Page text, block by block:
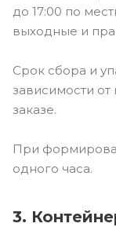
до 17:00 по
выходные и
Срок сбора и
зависимости
заказе.
При
одного часа.
3.